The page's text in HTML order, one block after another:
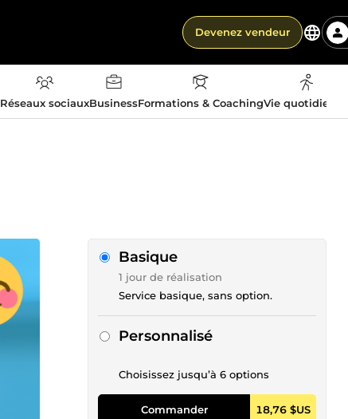
Devenez vendeur
Réseaux sociauxBusinessFormations & CoachingVie
Basique
1 jour de réalisation
Service basique, sans option.
Personnalisé
Choisissez jusqu’à 6 options
Commander 18,76 $US